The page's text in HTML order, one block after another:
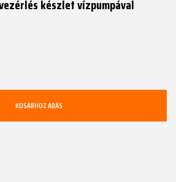
készlet vízpumpával
KOSÁRHOZ ADÁS